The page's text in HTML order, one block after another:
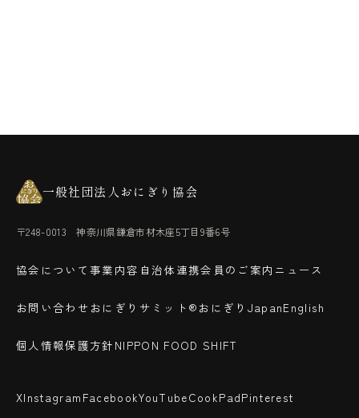
一般社団法人おにぎり協会
〒248-0013 神奈川県鎌倉市材木座5丁目9番6号
協会について事業内容 自治体連携会員のご案内 ニュース
お問い合わせ おにぎりサミット® おにぎりJapanEnglish
個人情報保護方針 NIPPON FOOD SHIFT
XInstagram FacebookYouTubeCookPadPinterest